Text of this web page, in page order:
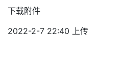
下载附件
2022-2-7 22:40 上传